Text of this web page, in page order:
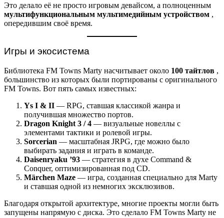
Это делало её не просто игровым девайсом, а полноценным
мультифункциональным мультимедийным устройством ,
опередившим своё время.
Игры и экосистема
Библиотека FM Towns Marty насчитывает около 100 тайтлов ,
большинство из которых были портированы с оригинального
FM Towns. Вот пять самых известных:
Ys I & II — RPG, ставшая классикой жанра и
получившая множество портов.
Dragon Knight 3 / 4 — визуальные новеллы с
элементами тактики и ролевой игры.
Sorcerian — масштабная JRPG, где можно было
выбирать задания и играть в команде.
Daisenryaku ’93 — стратегия в духе Command &
Conquer, оптимизированная под CD.
Märchen Maze — игра, созданная специально для Marty
и ставшая одной из немногих эксклюзивов.
Благодаря открытой архитектуре, многие проекты могли быть
запущены напрямую с диска. Это сделало FM Towns Marty не